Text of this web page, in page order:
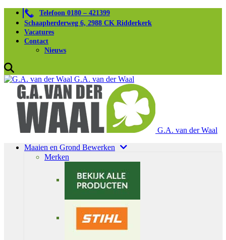
Telefoon 0180 – 421399
Schaapherderweg 6, 2988 CK Ridderkerk
Vacatures
Contact
Nieuws
G.A. van der Waal
G.A. van der Waal
Maaien en Grond Bewerken
Merken